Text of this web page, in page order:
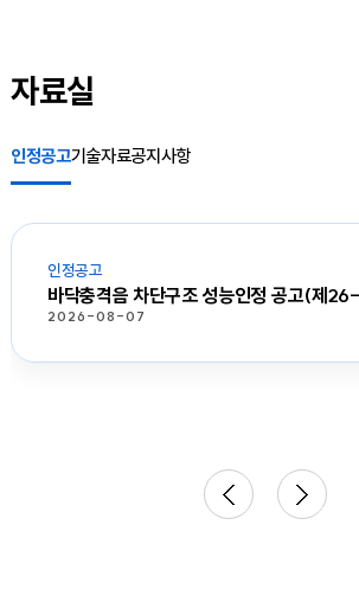
자료실
인정공고
인정공고
바닥충격음 차단구조 성능인정 공고(제
2026-08-07
기술자료공지사항